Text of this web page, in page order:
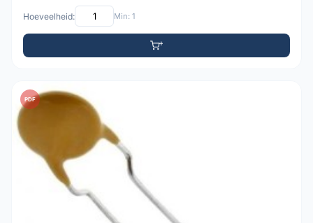
Hoeveelheid: Min: 1
PDF